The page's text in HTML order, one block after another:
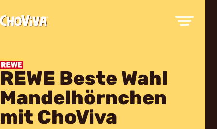
REWE Beste Wahl
Mandelhörnchen
mit ChoViva